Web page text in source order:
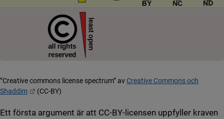
”Creative commons license spectrum” av Creative Commons och
Shaddim
Länk till annan webbplats.
(CC-BY)
Ett första argument är att CC-BY-licensen uppfyller kraven